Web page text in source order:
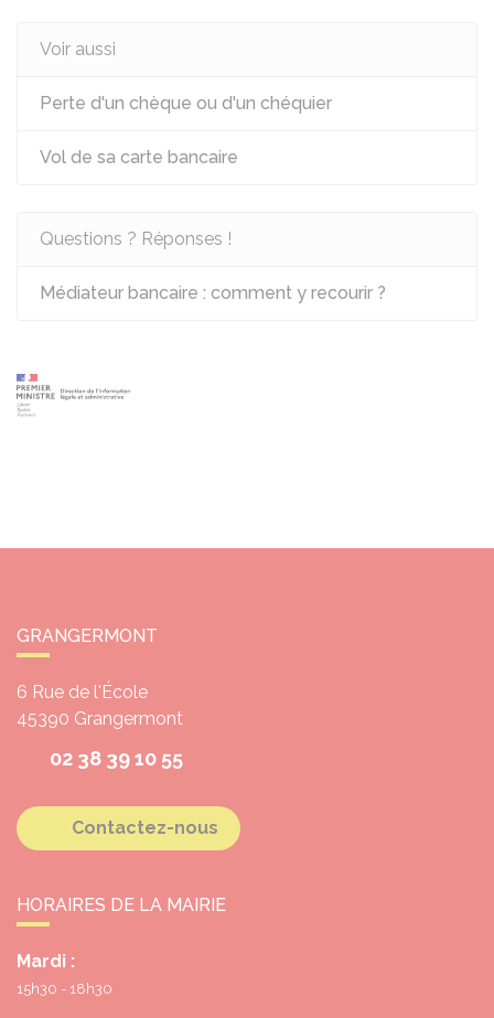
Voir aussi
Perte d'un chèque ou d'un chéquier
Vol de sa carte bancaire
Questions ? Réponses !
Médiateur bancaire : comment y recourir ?
GRANGERMONT
6 Rue de l'École
45390 Grangermont
02 38 39 10 55
Contactez-nous
HORAIRES DE LA MAIRIE
Mardi :
15h30 - 18h30